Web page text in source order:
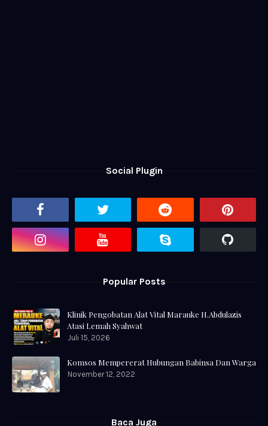
Social Plugin
Popular Posts
Klinik Pengobatan Alat Vital Marauke H.Abdulazis
Atasi Lemah Syahwat
Juli 15, 2026
Komsos Mempererat Hubungan Babinsa Dan Warga
November 12, 2022
Baca Juga